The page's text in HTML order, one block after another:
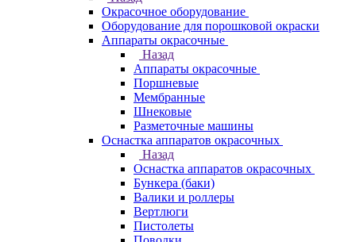
Окрасочное оборудование
Оборудование для порошковой окраски
Аппараты окрасочные
Назад
Аппараты окрасочные
Поршневые
Мембранные
Шнековые
Разметочные машины
Оснастка аппаратов окрасочных
Назад
Оснастка аппаратов окрасочных
Бункера (баки)
Валики и роллеры
Вертлюги
Пистолеты